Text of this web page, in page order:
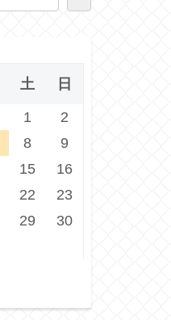
土 日
1
2
8
9
15
16
22
23
29
30